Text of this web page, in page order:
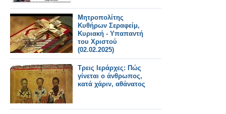
Μητροπολίτης
Κυθήρων Σεραφείμ,
Κυριακή - Υπαπαντή
του Χριστού
(02.02.2025)
Τρεις Ιεράρχες: Πώς
γίνεται ο άνθρωπος,
κατά χάριν, αθάνατος